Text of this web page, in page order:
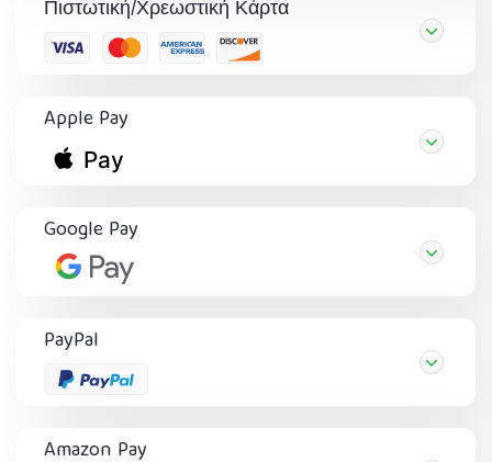
Πιστωτική/Χρεωστική Κάρτα
Apple Pay
Google Pay
PayPal
Amazon Pay